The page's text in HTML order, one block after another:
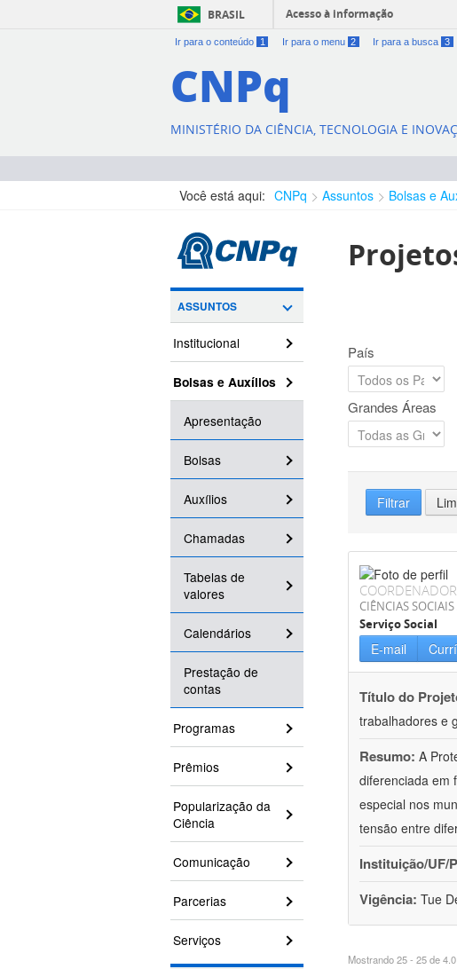
BRASIL Acesso à informação
Ir para o conteúdo 1 Ir para o menu 2 Ir para a busca 3
CNPq
MINISTÉRIO DA CIÊNCIA, TECNOLOGIA E
Você está aqui: CNPq Assuntos Bolsas e
ASSUNTOS
Institucional
Bolsas e Auxílios
Apresentação
Bolsas
Auxílios
Chamadas
Tabelas de
valores
Calendários
Prestação de
contas
Programas
Prêmios
Popularização da
Ciência
Comunicação
Parcerias
Serviços
País
Grandes Áreas
Filtrar
CIÊNCIAS
Serviço Social
E-mail
Título do
trabalhadores e
Resumo: A
diferenciada em
especial nos
tensão entre
Instituição/UF/
Vigência: Tue
Mostrando 25 - 25 de